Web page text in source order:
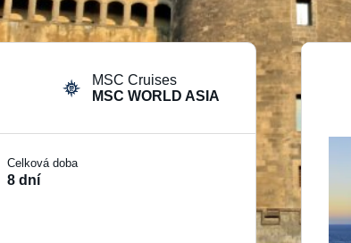
MSC Cruises
MSC WORLD ASIA
Celková doba
8 dní